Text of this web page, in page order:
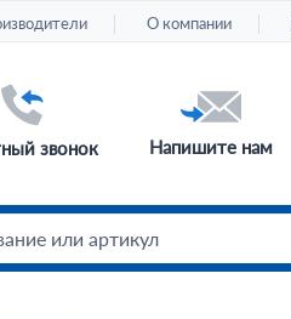
О компании
звонок Напишите нам